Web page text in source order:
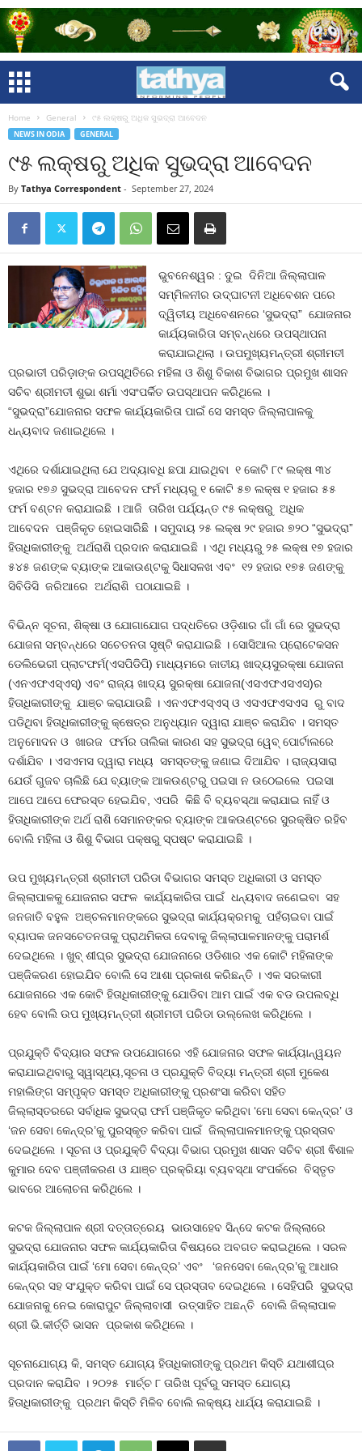
Home General ୯୫ ଲକ୍ଷରୁ ଅଧିକ ସୁଭଦ୍ରା ଆବେଦନ
NEWS IN ODIA GENERAL
୯୫ ଲକ୍ଷରୁ ଅଧିକ ସୁଭଦ୍ରା ଆବେଦନ
By Tathya Correspondent - September 27, 2024
ଭୁବନେଶ୍ୱର : ଦୁଇ ଦିନିଆ ଜିଲ୍ଲାପାଳ
ସମ୍ମିଳନୀର ଉଦ୍ଘାଟନୀ ଅଧିବେଶନ ପରେ
ଦ୍ୱିତୀୟ ଅଧିବେଶନରେ ‘ସୁଭଦ୍ରା” ଯୋଜନାର
କାର୍ଯ୍ୟକାରିତା ସମ୍ବନ୍ଧରେ ଉପସ୍ଥାପନା
କରାଯାଇଥିଲା । ଉପମୁଖ୍ୟମନ୍ତ୍ରୀ ଶ୍ରୀମତୀ
ପ୍ରଭାତୀ ପରିଡ଼ାଙ୍କ ଉପସ୍ଥିତିରେ ମହିଳା ଓ ଶିଶୁ ବିକାଶ ବିଭାଗର ପ୍ରମୁଖ ଶାସନ
ସଚିବ ଶ୍ରୀମତୀ ଶୁଭା ଶର୍ମା ଏସଂପର୍କିତ ଉପସ୍ଥାପନ କରିଥିଲେ ।
“ସୁଭଦ୍ରା”ଯୋଜନାର ସଫଳ କାର୍ଯ୍ୟକାରିତା ପାଇଁ ସେ ସମସ୍ତ ଜିଲ୍ଲାପାଳକୁ
ଧନ୍ୟବାଦ ଜଣାଇଥିଲେ ।
ଏଥିରେ ଦର୍ଶାଯାଇଥିଲା ଯେ ଅଦ୍ୟାବଧି ଛପା ଯାଇଥିବା ୧ କୋଟି ୮୯ ଲକ୍ଷ ୩୪
ହଜାର ୧୭୬ ସୁଭଦ୍ରା ଆବେଦନ ଫର୍ମ ମଧ୍ୟରୁ ୧ କୋଟି ୫୭ ଲକ୍ଷ ୧ ହଜାର ୫୫
ଫର୍ମ ବଣ୍ଟନ କରାଯାଇଛି । ଆଜି ତାରିଖ ପର୍ଯ୍ୟନ୍ତ ୯୫ ଲକ୍ଷରୁ ଅଧିକ
ଆବେଦନ ପଞ୍ଜିକୃତ ହୋଇସାରିଛି । ସମୁଦାୟ ୨୫ ଲକ୍ଷ ୨୯ ହଜାର ୭୨୦ “ସୁଭଦ୍ରା”
ହିତାଧିକାରୀଙ୍କୁ ଅର୍ଥରାଶି ପ୍ରଦାନ କରାଯାଇଛି । ଏଥି ମଧ୍ୟରୁ ୨୫ ଲକ୍ଷ ୧୭ ହଜାର
୫୪୫ ଜଣଙ୍କ ବ୍ୟାଙ୍କ ଆକାଉଣ୍ଟକୁ ସିଧାସଳଖ ଏବଂ ୧୨ ହଜାର ୧୭୫ ଜଣଙ୍କୁ
ସିବିଡିସି ଜରିଆରେ ଅର୍ଥରାଶି ପଠାଯାଇଛି ।
ବିଭିନ୍ନ ସୂଚନା, ଶିକ୍ଷା ଓ ଯୋଗାଯୋଗ ପଦ୍ଧତିରେ ଓଡ଼ିଶାର ଗାଁ ଗାଁ ରେ ସୁଭଦ୍ରା
ଯୋଜନା ସମ୍ବନ୍ଧରେ ସଚେତନତା ସୃଷ୍ଟି କରାଯାଇଛି । ସୋସିଆଲ ପ୍ରୋଟେକସନ
ଡେଲିଭେରୀ ପ୍ଲାଟଫର୍ମ(ଏସପିଡିପି) ମାଧ୍ୟମରେ ଜାତୀୟ ଖାଦ୍ୟସୁରକ୍ଷା ଯୋଜନା
(ଏନଏଫଏସ୍ଏସ୍) ଏବଂ ରାଜ୍ୟ ଖାଦ୍ୟ ସୁରକ୍ଷା ଯୋଜନା(ଏସଏଫଏସଏସ)ର
ହିତାଧିକାରୀଙ୍କୁ ଯାଞ୍ଚ କରାଯାଉଛି । ଏନଏଫଏସ୍ଏସ୍ ଓ ଏସଏଫଏସଏସ ରୁ ବାଦ
ପଡିଥିବା ହିତାଧିକାରୀଙ୍କୁ କ୍ଷେତ୍ର ଅନୁଧ୍ୟାନ ଦ୍ୱାରା ଯାଞ୍ଚ କରାଯିବ । ସମସ୍ତ
ଅନୁମୋଦନ ଓ ଖାରଜ ଫର୍ମର ତାଲିକା କାରଣ ସହ ସୁଭଦ୍ରା ୱେବ୍ ପୋର୍ଟାଲରେ
ଦର୍ଶାଯିବ । ଏସଏମସ ଦ୍ୱାରା ମଧ୍ୟ ସମସ୍ତଙ୍କୁ ଜଣାଇ ଦିଆଯିବ । ରାଜ୍ୟସାରା
ଯେଉଁ ଗୁଜବ ଚାଲିଛି ଯେ ବ୍ୟାଙ୍କ ଆକଉଣ୍ଟରୁ ପଇସା ନ ଉଠେଇଲେ ପଇସା
ଆପେ ଆପେ ଫେରସ୍ତ ହେଇଯିବ, ଏପରି କିଛି ବି ବ୍ୟବସ୍ଥା କରାଯାଇ ନାହିଁ ଓ
ହିତାଧିକାରୀଙ୍କ ଅର୍ଥ ରାଶି ସେମାନଙ୍କର ବ୍ୟାଙ୍କ ଆକଉଣ୍ଟରେ ସୁରକ୍ଷିତ ରହିବ
ବୋଲି ମହିଳା ଓ ଶିଶୁ ବିଭାଗ ପକ୍ଷରୁ ସ୍ପଷ୍ଟ କରାଯାଇଛି ।
ଉପ ମୁଖ୍ୟମନ୍ତ୍ରୀ ଶ୍ରୀମତୀ ପରିଡା ବିଭାଗର ସମସ୍ତ ଅଧିକାରୀ ଓ ସମସ୍ତ
ଜିଲ୍ଲାପାଳକୁ ଯୋଜନାର ସଫଳ କାର୍ଯ୍ୟକାରିତା ପାଇଁ ଧନ୍ୟବାଦ ଜଣେଇବା ସହ
ଜନଜାତି ବହୁଳ ଅଞ୍ଚଳମାନଙ୍କରେ ସୁଭଦ୍ରା କାର୍ଯ୍ୟକ୍ରମକୁ ପହଁଚାଇବା ପାଇଁ
ବ୍ୟାପକ ଜନସଚେତନତାକୁ ପ୍ରାଥମିକତା ଦେବାକୁ ଜିଲ୍ଲାପାଳମାନଙ୍କୁ ପରାମର୍ଶ
ଦେଇଥିଲେ । ଖୁବ୍ ଶୀଘ୍ର ସୁଭଦ୍ରା ଯୋଜନାରେ ଓଡିଶାର ଏକ କୋଟି ମହିଳାଙ୍କ
ପଞ୍ଜିକରଣ ହୋଇଯିବ ବୋଲି ସେ ଆଶା ପ୍ରକାଶ କରିଛନ୍ତି । ଏକ ସରକାରୀ
ଯୋଜନାରେ ଏକ କୋଟି ହିତାଧିକାରୀଙ୍କୁ ଯୋଡିବା ଆମ ପାଇଁ ଏକ ବଡ ଉପଲବ୍ଧି
ହେବ ବୋଲି ଉପ ମୁଖ୍ୟମନ୍ତ୍ରୀ ଶ୍ରୀମତୀ ପରିଡା ଉଲ୍ଲେଖ କରିଥିଲେ ।
ପ୍ରଯୁକ୍ତି ବିଦ୍ୟାର ସଫଳ ଉପଯୋଗରେ ଏହି ଯୋଜନାର ସଫଳ କାର୍ଯ୍ୟାନ୍ୱୟନ
କରାଯାଇଥିବାରୁ ସ୍ୱାସ୍ଥ୍ୟ,ସୂଚନା ଓ ପ୍ରଯୁକ୍ତି ବିଦ୍ୟା ମନ୍ତ୍ରୀ ଶ୍ରୀ ମୁକେଶ
ମହାଲିଙ୍ଗ ସମ୍ପୃକ୍ତ ସମସ୍ତ ଅଧିକାରୀଙ୍କୁ ପ୍ରଶଂସା କରିବା ସହିତ
ଜିଲ୍ଲାସ୍ତରରେ ସର୍ବାଧିକ ସୁଭଦ୍ରା ଫର୍ମ ପଞ୍ଜିକୃତ କରିଥିବା ‘ମୋ ସେବା କେନ୍ଦ୍ର’ ଓ
‘ଜନ ସେବା କେନ୍ଦ୍ର’କୁ ପୁରସ୍କୃତ କରିବା ପାଇଁ ଜିଲ୍ଲାପାଳମାନଙ୍କୁ ପ୍ରସ୍ତାବ
ଦେଇଥିଲେ । ସୂଚନା ଓ ପ୍ରଯୁକ୍ତି ବିଦ୍ୟା ବିଭାଗ ପ୍ରମୁଖ ଶାସନ ସଚିବ ଶ୍ରୀ ଵିଶାଳ
କୁମାର ଦେବ ପଞ୍ଜୀକରଣ ଓ ଯାଞ୍ଚ ପ୍ରକ୍ରିୟା ବ୍ୟବସ୍ଥା ସଂପର୍କରେ ବିସ୍ତୃତ
ଭାବରେ ଆଲୋଚନା କରିଥିଲେ ।
କଟକ ଜିଲ୍ଲାପାଳ ଶ୍ରୀ ଦତ୍ତାତ୍ରେୟ ଭାଉସାହେବ ସିନ୍ଦେ କଟକ ଜିଲ୍ଲାରେ
ସୁଭଦ୍ରା ଯୋଜନାର ସଫଳ କାର୍ଯ୍ୟକାରିତା ବିଷୟରେ ଅବଗତ କରାଇଥିଲେ । ସରଳ
କାର୍ଯ୍ୟକାରିତା ପାଇଁ ‘ମୋ ସେବା କେନ୍ଦ୍ର’ ଏବଂ ‘ଜନସେବା କେନ୍ଦ୍ର’କୁ ଆଧାର
କେନ୍ଦ୍ର ସହ ସଂଯୁକ୍ତ କରିବା ପାଇଁ ସେ ପ୍ରସ୍ତାବ ଦେଇଥିଲେ । ସେହିପରି ସୁଭଦ୍ରା
ଯୋଜନାକୁ ନେଇ କୋରାପୁଟ ଜିଲ୍ଲାବାସୀ ଉତ୍ସାହିତ ଅଛନ୍ତି ବୋଲି ଜିଲ୍ଲାପାଳ
ଶ୍ରୀ ଭି.କୀର୍ତ୍ତି ଭାସନ ପ୍ରକାଶ କରିଥିଲେ ।
ସୂଚନାଯୋଗ୍ୟ କି, ସମସ୍ତ ଯୋଗ୍ୟ ହିତାଧିକାରୀଙ୍କୁ ପ୍ରଥମ କିସ୍ତି ଯଥାଶୀଘ୍ର
ପ୍ରଦାନ କରାଯିବ । ୨୦୨୫ ମାର୍ଚ୍ଚ ୮ ତାରିଖ ପୂର୍ବରୁ ସମସ୍ତ ଯୋଗ୍ୟ
ହିତାଧିକାରୀଙ୍କୁ ପ୍ରଥମ କିସ୍ତି ମିଳିବ ବୋଲି ଲକ୍ଷ୍ୟ ଧାର୍ଯ୍ୟ କରାଯାଇଛି ।